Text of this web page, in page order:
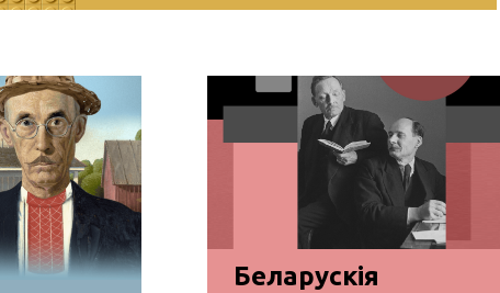
не любіў піць праз трубачку-цыбучок.
Беларускія